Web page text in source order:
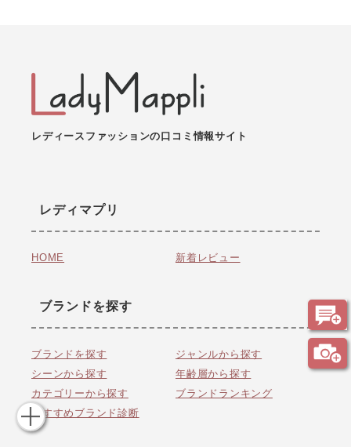
レディースファッションの口コミ情報サイト
レディマプリ
HOME 新着レビュー
ブランドを探す
ブランドを探す
ジャンルから探す
シーンから探す
年齢層から探す
カテゴリーから探す
ブランドランキング
おすすめブランド診断